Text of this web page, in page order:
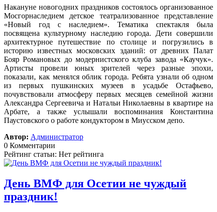
Накануне новогодних праздников состоялось организованное
Мосгорнаследием детское театрализованное представление
«Новый год с наследием».
Тематика спектакля была
посвящена культурному наследию города. Дети совершили
архитектурное путешествие по столице и погрузились в
историю известных московских зданий: от древних Палат
Бояр Романовых до модернистского клуба завода «Каучук».
Артисты провели юных зрителей через разные эпохи,
показали, как менялся облик города. Ребята узнали об одном
из первых пушкинских музеев в усадьбе Остафьево,
почувствовали атмосферу первых месяцев семейной жизни
Александра Сергеевича и Натальи Николаевны в квартире на
Арбате, а также услышали воспоминания Константина
Паустовского о работе кондуктором в Миусском депо.
Автор: Администратор
0 Комментарии
Рейтинг статьи: Нет рейтинга
День ВМФ для Осетии не чуждый
праздник!